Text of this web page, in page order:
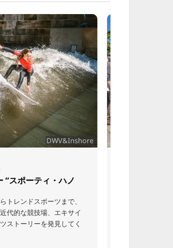
ャー
ツアー - 多神教徒を
ヴィルヘルム・ライプニッ
ーファーを発見しましょ
代表する偉大な思想家の一
そして思想について、興味
たコンパクトな街歩きツアー